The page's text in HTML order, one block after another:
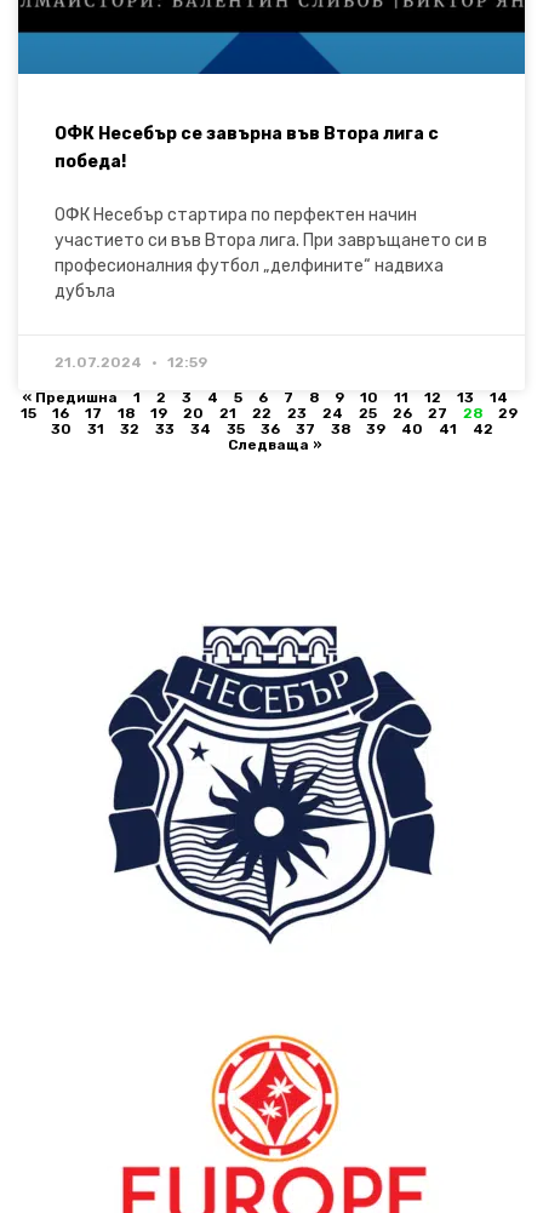
ОФК Несебър се завърна във Втора лига с
победа!
ОФК Несебър стартира по перфектен начин
участието си във Втора лига. При завръщането си в
професионалния футбол „делфините“ надвиха
дубъла
21.07.2024 12:59
« Предишна 1 2 3 4 5 6 7 8 9 10 11 12 13
14
15
16 17 18 19 20 21 22 23 24 25 26 27 28
29
30
31 32 33 34 35 36 37 38 39 40 41
42
Следваща »